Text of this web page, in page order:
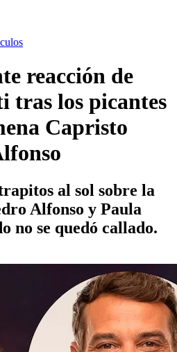
reacción de
tras los picantes
Capristo
al sol sobre la
Alfonso y Paula
no se quedó callado.